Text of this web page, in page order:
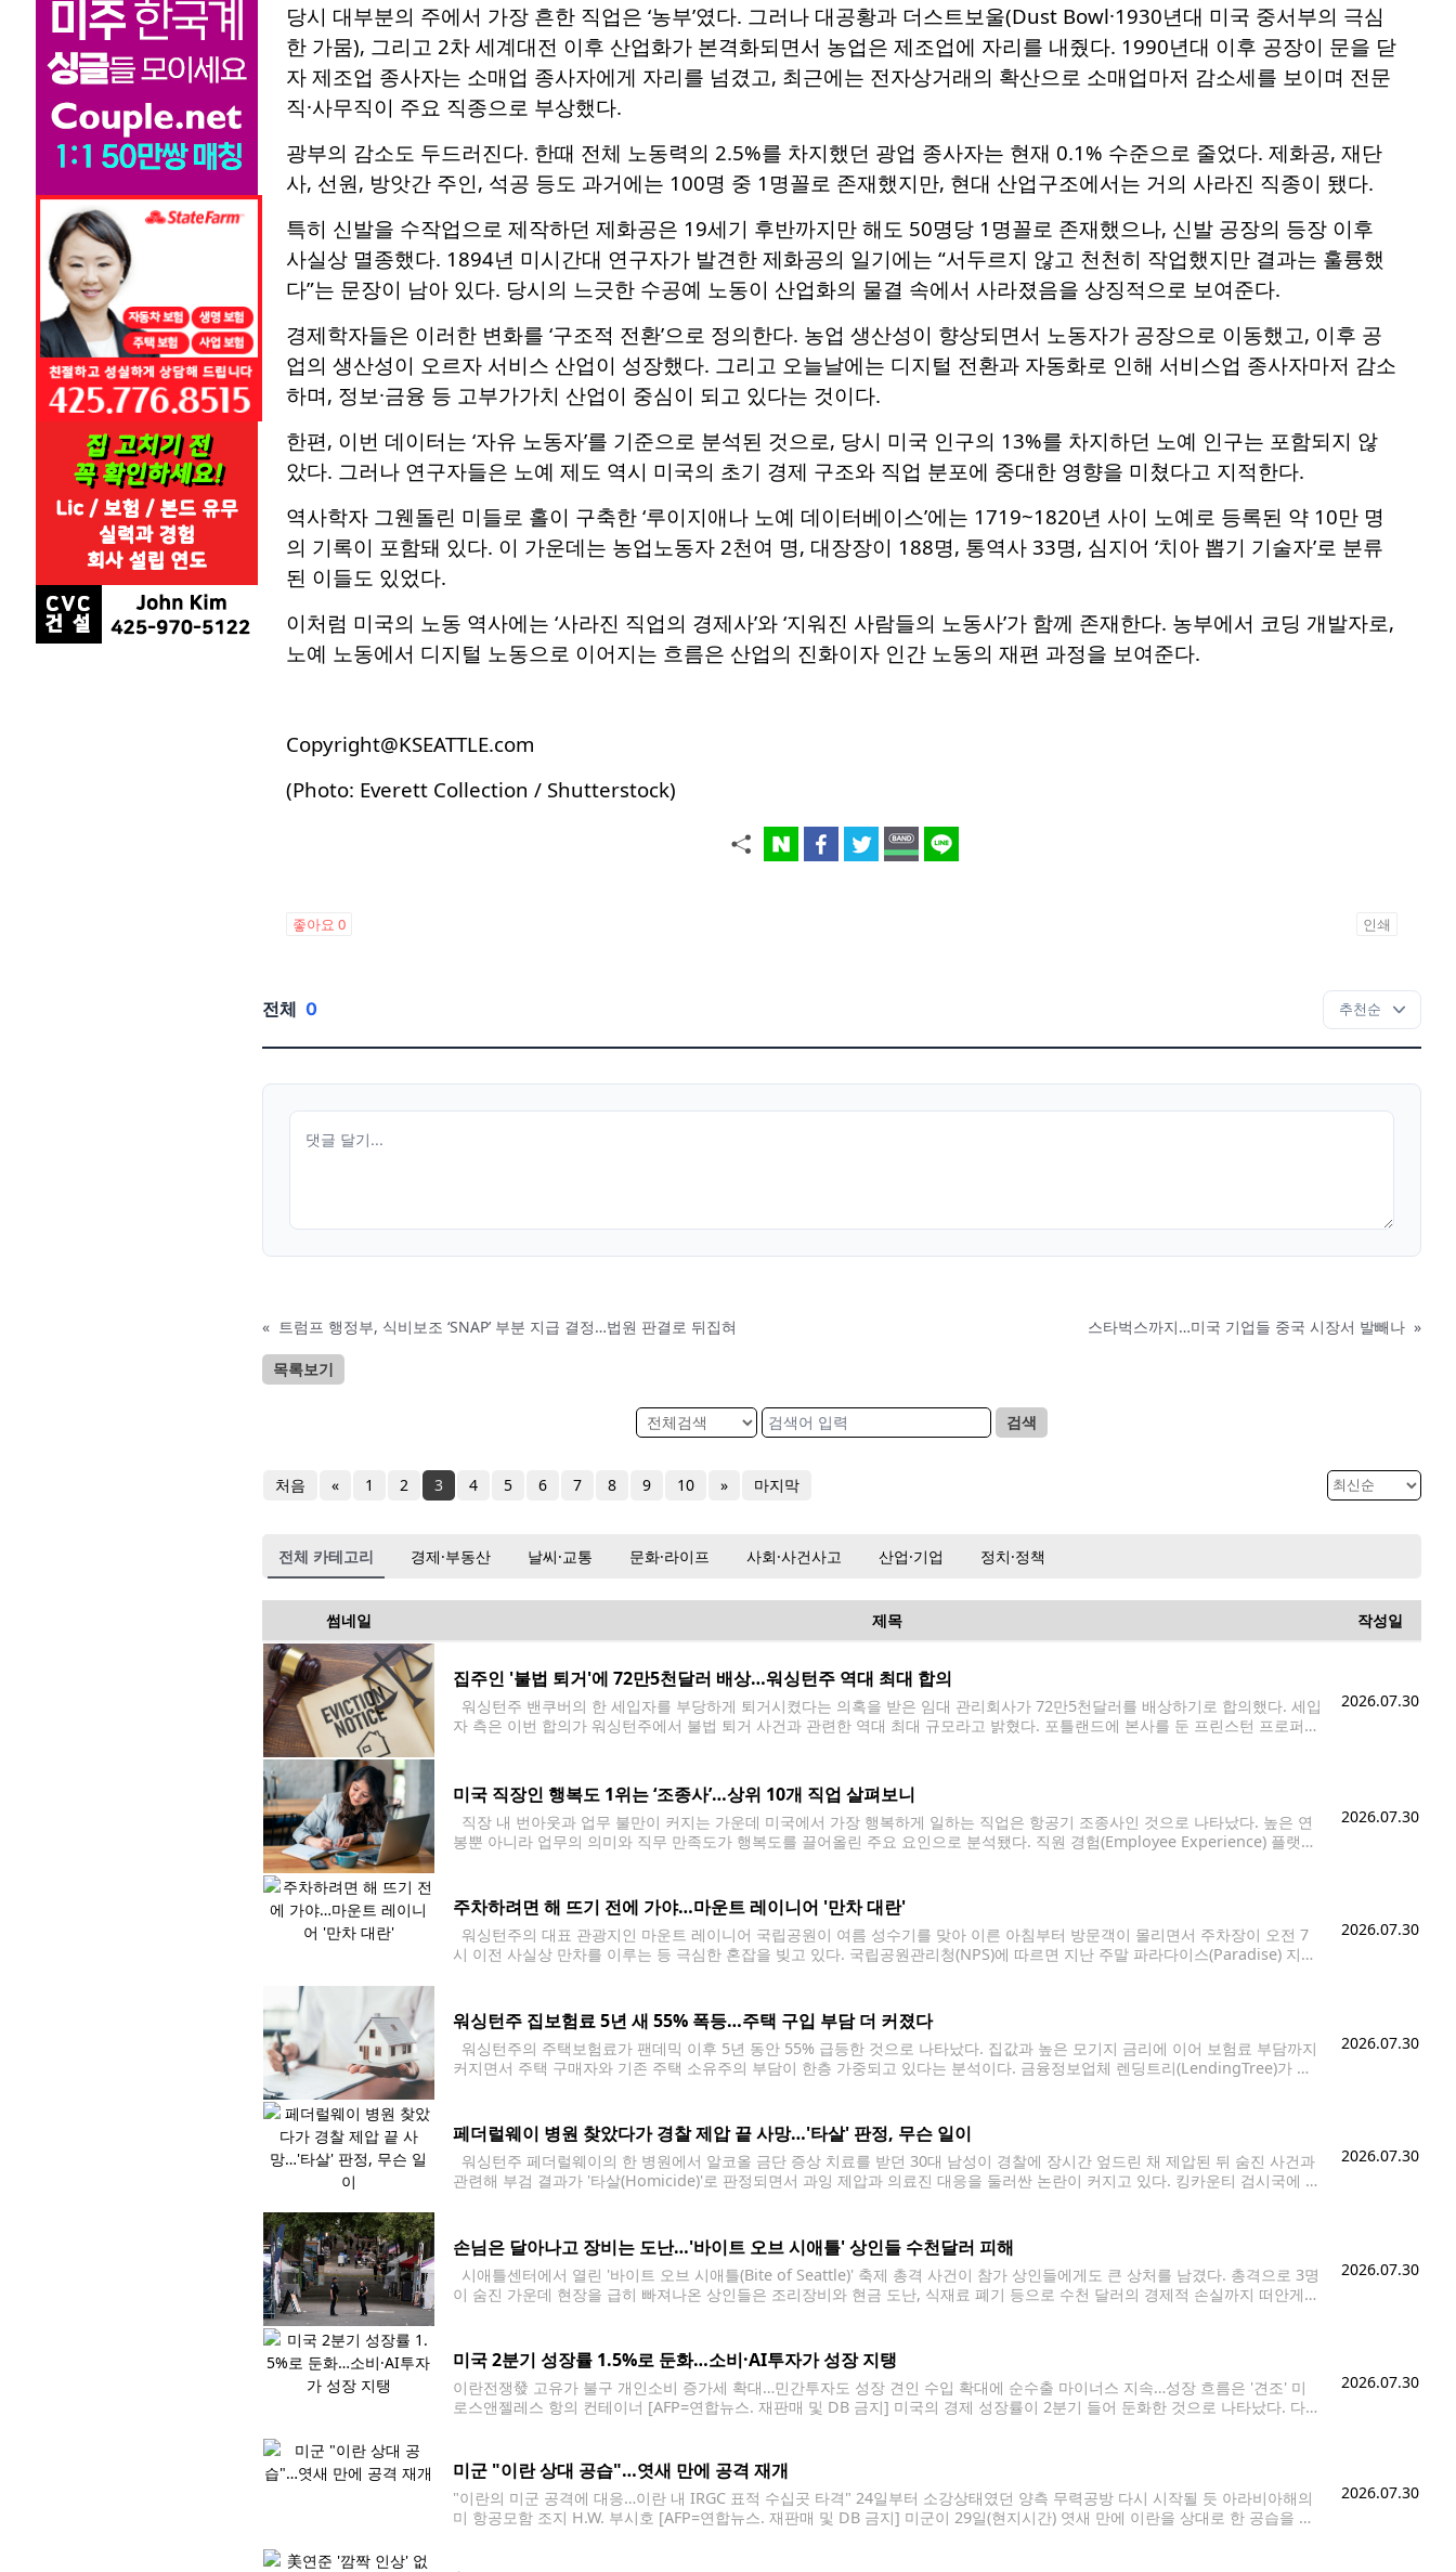
당시 대부분의 주에서 가장 흔한 직업은 ‘농부’였다. 그러나 대공황과 더스트보울(Dust Bowl·1930년대 미국 중서부의 극심
한 가뭄), 그리고 2차 세계대전 이후 산업화가 본격화되면서 농업은 제조업에 자리를 내줬다. 1990년대 이후 공장이 문을 닫
자 제조업 종사자는 소매업 종사자에게 자리를 넘겼고, 최근에는 전자상거래의 확산으로 소매업마저 감소세를 보이며 전문
직·사무직이 주요 직종으로 부상했다.
광부의 감소도 두드러진다. 한때 전체 노동력의 2.5%를 차지했던 광업 종사자는 현재 0.1% 수준으로 줄었다. 제화공, 재단
사, 선원, 방앗간 주인, 석공 등도 과거에는 100명 중 1명꼴로 존재했지만, 현대 산업구조에서는 거의 사라진 직종이 됐다.
특히 신발을 수작업으로 제작하던 제화공은 19세기 후반까지만 해도 50명당 1명꼴로 존재했으나, 신발 공장의 등장 이후
사실상 멸종했다. 1894년 미시간대 연구자가 발견한 제화공의 일기에는 “서두르지 않고 천천히 작업했지만 결과는 훌륭했
다”는 문장이 남아 있다. 당시의 느긋한 수공예 노동이 산업화의 물결 속에서 사라졌음을 상징적으로 보여준다.
경제학자들은 이러한 변화를 ‘구조적 전환’으로 정의한다. 농업 생산성이 향상되면서 노동자가 공장으로 이동했고, 이후 공
업의 생산성이 오르자 서비스 산업이 성장했다. 그리고 오늘날에는 디지털 전환과 자동화로 인해 서비스업 종사자마저 감소
하며, 정보·금융 등 고부가가치 산업이 중심이 되고 있다는 것이다.
한편, 이번 데이터는 ‘자유 노동자’를 기준으로 분석된 것으로, 당시 미국 인구의 13%를 차지하던 노예 인구는 포함되지 않
았다. 그러나 연구자들은 노예 제도 역시 미국의 초기 경제 구조와 직업 분포에 중대한 영향을 미쳤다고 지적한다.
역사학자 그웬돌린 미들로 홀이 구축한 ‘루이지애나 노예 데이터베이스’에는 1719~1820년 사이 노예로 등록된 약 10만 명
의 기록이 포함돼 있다. 이 가운데는 농업노동자 2천여 명, 대장장이 188명, 통역사 33명, 심지어 ‘치아 뽑기 기술자’로 분류
된 이들도 있었다.
이처럼 미국의 노동 역사에는 ‘사라진 직업의 경제사’와 ‘지워진 사람들의 노동사’가 함께 존재한다. 농부에서 코딩 개발자로,
노예 노동에서 디지털 노동으로 이어지는 흐름은 산업의 진화이자 인간 노동의 재편 과정을 보여준다.
Copyright@KSEATTLE.com
(Photo: Everett Collection / Shutterstock)
좋아요 0 인쇄
전체 0
« 트럼프 행정부, 식비보조 ‘SNAP’ 부분 지급 결정…법원 판결로 뒤집혀 스타벅스까지…미국 기업들 중국 시장서 발빼나 »
목록보기
검색
처음 « 1 2 3 4 5 6 7 8 9 10 » 마지막
전체 카테고리 경제·부동산 날씨·교통 문화·라이프 사회·사건사고 산업·기업 정치·정책
썸네일 제목 작성일
집주인 '불법 퇴거'에 72만5천달러 배상…워싱턴주 역대 최대 합의
워싱턴주 밴쿠버의 한 세입자를 부당하게 퇴거시켰다는 의혹을 받은 임대 관리회사가 72만5천달러를 배상하기로 합의했다. 세입
자 측은 이번 합의가 워싱턴주에서 불법 퇴거 사건과 관련한 역대 최대 규모라고 밝혔다. 포틀랜드에 본사를 둔 프린스턴 프로퍼티
2026.07.30
미국 직장인 행복도 1위는 ‘조종사’…상위 10개 직업 살펴보니
직장 내 번아웃과 업무 불만이 커지는 가운데 미국에서 가장 행복하게 일하는 직업은 항공기 조종사인 것으로 나타났다. 높은 연
봉뿐 아니라 업무의 의미와 직무 만족도가 행복도를 끌어올린 주요 요인으로 분석됐다. 직원 경험(Employee Experience) 플랫폼
2026.07.30
주차하려면 해 뜨기 전에 가야…마운트 레이니어 '만차 대란'
워싱턴주의 대표 관광지인 마운트 레이니어 국립공원이 여름 성수기를 맞아 이른 아침부터 방문객이 몰리면서 주차장이 오전 7
시 이전 사실상 만차를 이루는 등 극심한 혼잡을 빚고 있다. 국립공원관리청(NPS)에 따르면 지난 주말 파라다이스(Paradise) 지역
2026.07.30
워싱턴주 집보험료 5년 새 55% 폭등…주택 구입 부담 더 커졌다
워싱턴주의 주택보험료가 팬데믹 이후 5년 동안 55% 급등한 것으로 나타났다. 집값과 높은 모기지 금리에 이어 보험료 부담까지
커지면서 주택 구매자와 기존 주택 소유주의 부담이 한층 가중되고 있다는 분석이다. 금융정보업체 렌딩트리(LendingTree)가 최
2026.07.30
페더럴웨이 병원 찾았다가 경찰 제압 끝 사망…'타살' 판정, 무슨 일이
워싱턴주 페더럴웨이의 한 병원에서 알코올 금단 증상 치료를 받던 30대 남성이 경찰에 장시간 엎드린 채 제압된 뒤 숨진 사건과
관련해 부검 결과가 '타살(Homicide)'로 판정되면서 과잉 제압과 의료진 대응을 둘러싼 논란이 커지고 있다. 킹카운티 검시국에 따
2026.07.30
손님은 달아나고 장비는 도난…'바이트 오브 시애틀' 상인들 수천달러 피해
시애틀센터에서 열린 '바이트 오브 시애틀(Bite of Seattle)' 축제 총격 사건이 참가 상인들에게도 큰 상처를 남겼다. 총격으로 3명
이 숨진 가운데 현장을 급히 빠져나온 상인들은 조리장비와 현금 도난, 식재료 폐기 등으로 수천 달러의 경제적 손실까지 떠안게
2026.07.30
미국 2분기 성장률 1.5%로 둔화…소비·AI투자가 성장 지탱
이란전쟁發 고유가 불구 개인소비 증가세 확대…민간투자도 성장 견인 수입 확대에 순수출 마이너스 지속…성장 흐름은 '견조' 미
로스앤젤레스 항의 컨테이너 [AFP=연합뉴스. 재판매 및 DB 금지] 미국의 경제 성장률이 2분기 들어 둔화한 것으로 나타났다. 다
2026.07.30
미군 "이란 상대 공습"…엿새 만에 공격 재개
"이란의 미군 공격에 대응…이란 내 IRGC 표적 수십곳 타격" 24일부터 소강상태였던 양측 무력공방 다시 시작될 듯 아라비아해의
미 항공모함 조지 H.W. 부시호 [AFP=연합뉴스. 재판매 및 DB 금지] 미군이 29일(현지시간) 엿새 만에 이란을 상대로 한 공습을 재
2026.07.30